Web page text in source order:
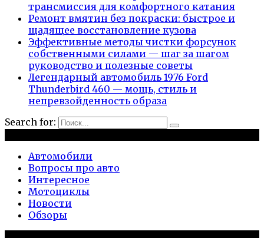
трансмиссия для комфортного катания
Ремонт вмятин без покраски: быстрое и
щадящее восстановление кузова
Эффективные методы чистки форсунок
собственными силами — шаг за шагом
руководство и полезные советы
Легендарный автомобиль 1976 Ford
Thunderbird 460 — мощь, стиль и
непревзойденность образа
Search for:
Автомобили
Вопросы про авто
Интересное
Мотоциклы
Новости
Обзоры